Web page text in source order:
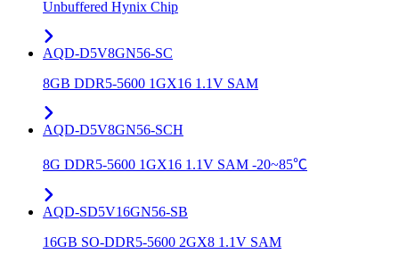
Unbuffered Hynix Chip
AQD-D5V8GN56-SC
8GB DDR5-5600 1GX16 1.1V SAM
AQD-D5V8GN56-SCH
8G DDR5-5600 1GX16 1.1V SAM -20~85℃
AQD-SD5V16GN56-SB
16GB SO-DDR5-5600 2GX8 1.1V SAM